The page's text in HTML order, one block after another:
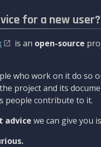
for a new user?
is an open-source
who work on it do so
project and its
people contribute to it.
advice we can give you